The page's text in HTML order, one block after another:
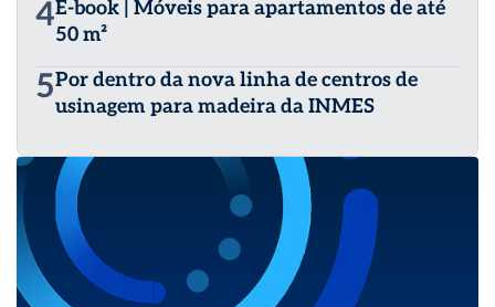
4E-book | Móveis para apartamentos de até
50 m²
5Por dentro da nova linha de centros de
usinagem para madeira da INMES